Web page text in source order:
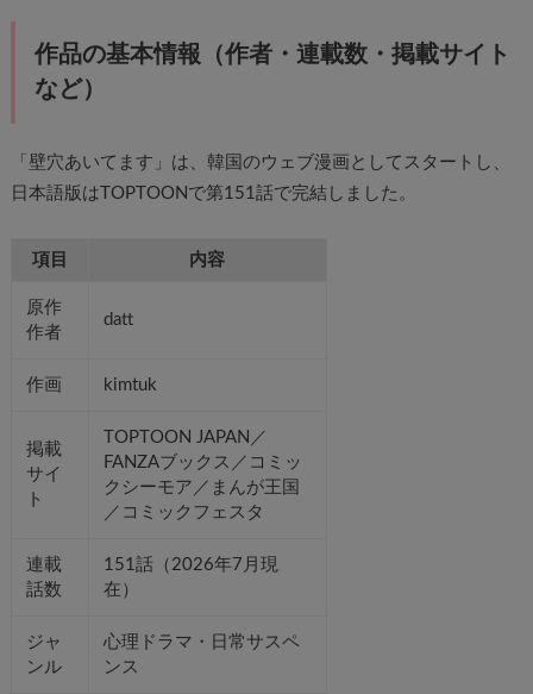
作品の基本情報（作者・連載数・掲載サイト
など）
「壁穴あいてます」は、韓国のウェブ漫画としてスタートし、
日本語版はTOPTOONで第151話で完結しました。
項目 内容
原作
作者
datt
作画 kimtuk
掲載
サイ
ト
TOPTOON JAPAN／
FANZAブックス／コミッ
クシーモア／まんが王国
／コミックフェスタ
連載
話数
151話（2026年7月現
在）
ジャ
ンル
心理ドラマ・日常サスペ
ンス